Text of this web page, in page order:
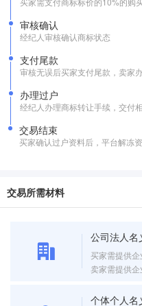
审核确认
经纪人审核确认商标状态
支付尾款
审核无误后买家支付尾款，卖家
办理过户
经纪人办理商标转让手续，交付
交易结束
买家确认过户资料后，平台解冻
交易所需材料
公司法人名
买家需提供企
卖家需提供企
个体个人名